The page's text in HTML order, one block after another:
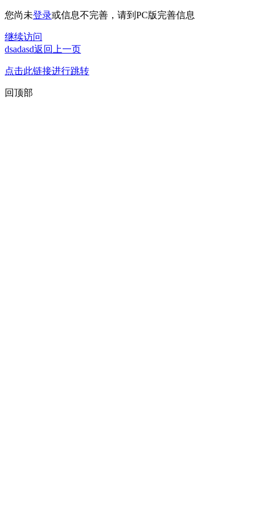
您尚未登录或信息不完善，请到PC版完善信息
继续访问
dsadasd返回上一页
点击此链接进行跳转
回顶部